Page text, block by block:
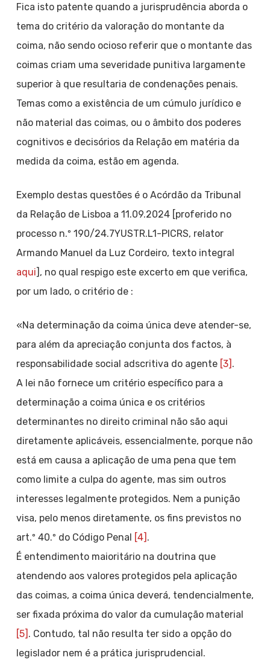
Fica isto patente quando a jurisprudência aborda o
tema do critério da valoração do montante da
coima, não sendo ocioso referir que o montante das
coimas criam uma severidade punitiva largamente
superior à que resultaria de condenações penais.
Temas como a existência de um cúmulo jurídico e
não material das coimas, ou o âmbito dos poderes
cognitivos e decisórios da Relação em matéria da
medida da coima, estão em agenda.
Exemplo destas questões é o Acórdão da Tribunal
da Relação de Lisboa a 11.09.2024 [proferido no
processo n.º 190/24.7YUSTR.L1-PICRS, relator
Armando Manuel da Luz Cordeiro, texto integral
aqui], no qual respigo este excerto em que verifica,
por um lado, o critério de :
«Na determinação da coima única deve atender-se,
para além da apreciação conjunta dos factos, à
responsabilidade social adscritiva do agente [3] .
A lei não fornece um critério específico para a
determinação a coima única e os critérios
determinantes no direito criminal não são aqui
diretamente aplicáveis, essencialmente, porque não
está em causa a aplicação de uma pena que tem
como limite a culpa do agente, mas sim outros
interesses legalmente protegidos. Nem a punição
visa, pelo menos diretamente, os fins previstos no
art.º 40.º do Código Penal [4] .
É entendimento maioritário na doutrina que
atendendo aos valores protegidos pela aplicação
das coimas, a coima única deverá, tendencialmente,
ser fixada próxima do valor da cumulação material
[5] . Contudo, tal não resulta ter sido a opção do
legislador nem é a prática jurisprudencial.